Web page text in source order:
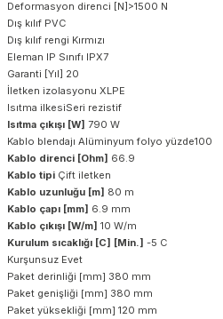
Deformasyon direnci [N]>1500 N
Dış kılıf PVC
Dış kılıf rengi Kırmızı
Eleman IP Sınıfı IPX7
Garanti [Yıl] 20
İletken izolasyonu XLPE
Isıtma ilkesiSeri rezistif
Isıtma çıkışı [W] 790 W
Kablo blendajı Alüminyum folyo yüzde100
Kablo direnci [Ohm] 66.9
Kablo tipi Çift iletken
Kablo uzunluğu [m] 80 m
Kablo çapı [mm] 6.9 mm
Kablo çıkışı [W/m] 10 W/m
Kurulum sıcaklığı [C] [Min.] -5 C
Kurşunsuz Evet
Paket derinliği [mm] 380 mm
Paket genişliği [mm] 380 mm
Paket yüksekliği [mm] 120 mm